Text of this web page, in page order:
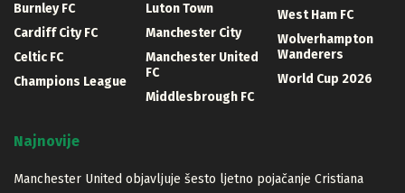
Burnley FC
Cardiff City FC
Celtic FC
Champions League
Luton Town
Manchester City
Manchester United
FC
Middlesbrough FC
West Ham FC
Wolverhampton
Wanderers
World Cup 2026
Najnovije
Manchester United objavljuje šesto ljetno pojačanje Cristiana